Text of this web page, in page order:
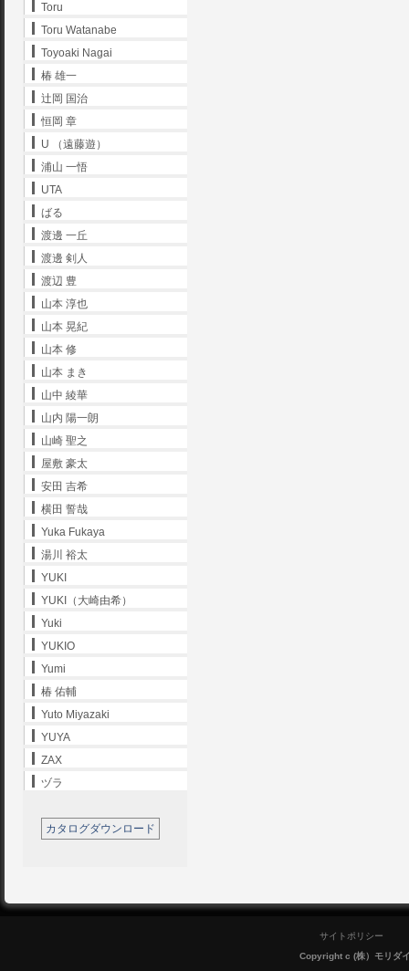
Toru
Toru Watanabe
Toyoaki Nagai
椿 雄一
辻岡 国治
恒岡 章
U （遠藤遊）
浦山 一悟
UTA
ばる
渡邊 一丘
渡邊 剣人
渡辺 豊
山本 淳也
山本 晃紀
山本 修
山本 まき
山中 綾華
山内 陽一朗
山崎 聖之
屋敷 豪太
安田 吉希
横田 誓哉
Yuka Fukaya
湯川 裕太
YUKI
YUKI（大崎由希）
Yuki
YUKIO
Yumi
椿 佑輔
Yuto Miyazaki
YUYA
ZAX
ヅラ
カタログダウンロード
サイトポリシー
Copyright c (株）モリダ